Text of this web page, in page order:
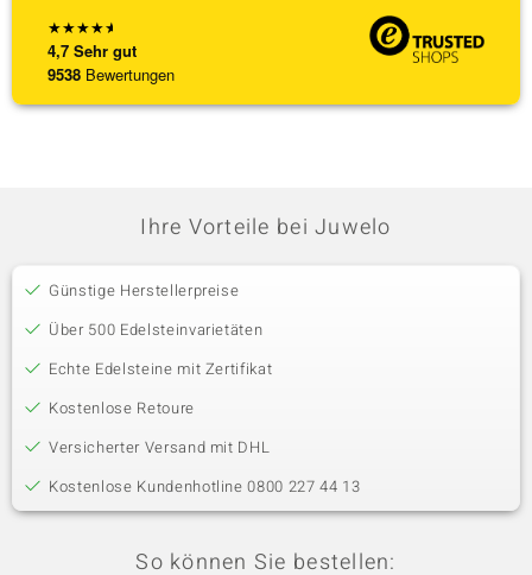
★★★★★
4,7 Sehr gut
9538 Bewertungen
Ihre Vorteile bei Juwelo
Günstige Herstellerpreise
Über 500 Edelsteinvarietäten
Echte Edelsteine mit Zertifikat
Kostenlose Retoure
Versicherter Versand mit DHL
Kostenlose Kundenhotline 0800 227 44 13
So können Sie bestellen: